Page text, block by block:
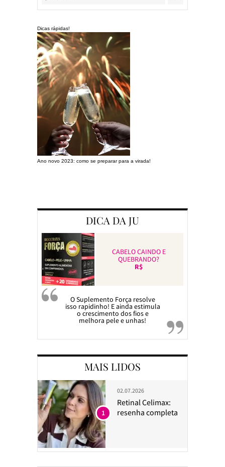
Dicas rápidas!
Ano novo 2023: como se preparar para a virada!
DICA DA JU
CABELO CAINDO E
QUEBRANDO?
R$
O Suplemento Força resolve
isso rapidinho! E ainda estimula
o crescimento dos fios e
melhora pele e unhas!
MAIS LIDOS
02.07.2026
Retinal Celimax:
resenha completa
1